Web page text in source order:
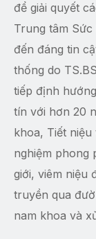
để giải quyết
Trung tâm Sức
đến đáng tin
thống do
tiếp định
tín với hơn 20
khoa, Tiết
nghiệm phong
giới, viêm niệu
truyền qua
nam khoa và